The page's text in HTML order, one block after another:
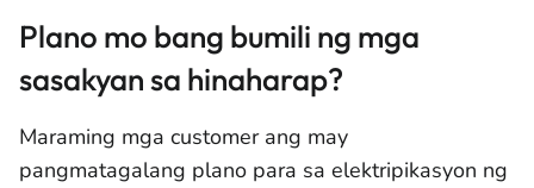
Plano mo bang bumili ng mga
sasakyan sa hinaharap?
Maraming mga customer ang may
pangmatagalang plano para sa elektripikasyon ng